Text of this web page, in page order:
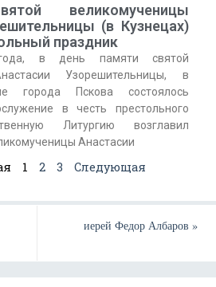
великомученицы
(в Кузнецах)
праздник
в день памяти святой
Узорешительницы, в
города Пскова состоялось
в честь престольного
Литургию возглавил
Анастасии
1 2 3 Следующая
иерей Федор Албаров»